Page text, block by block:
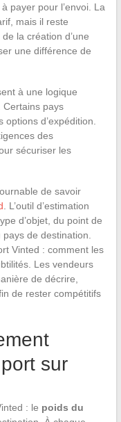
payer pour l’envoi. La
mais il reste
la création d’une
une différence de
à une logique
Certains pays
d’expédition.
des
sécuriser les
de savoir
. L’outil d’estimation
d’objet, du point de
de destination.
Vinted : comment les
Les vendeurs
de décrire,
de rester compétitifs
sur
: le poids du